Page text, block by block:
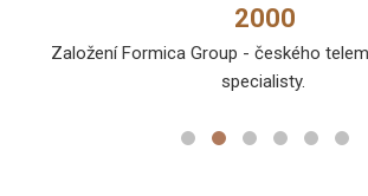
2000
Založení Formica Group - českého
specialisty.